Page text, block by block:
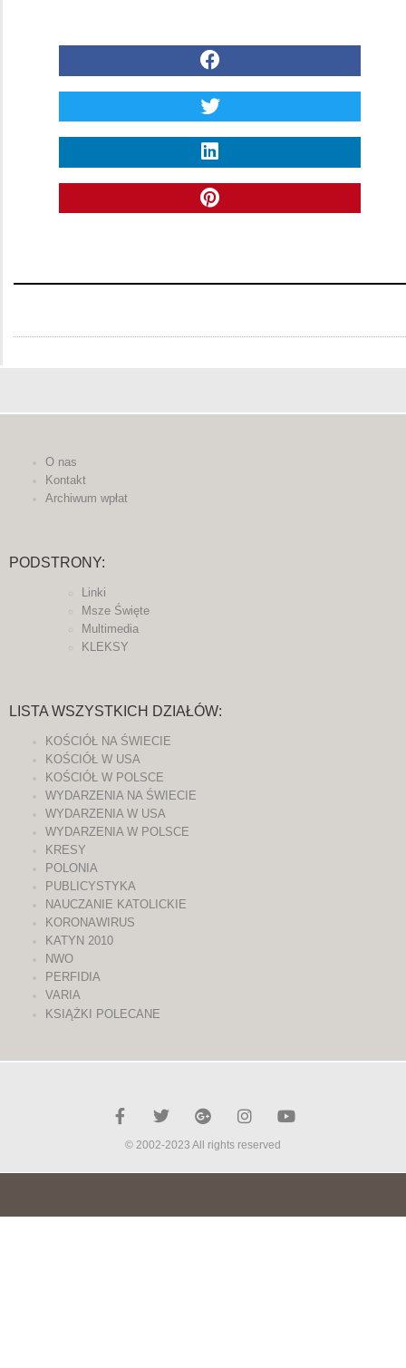
O nas
Kontakt
Archiwum wpłat
PODSTRONY:
Linki
Msze Święte
Multimedia
KLEKSY
LISTA WSZYSTKICH DZIAŁÓW:
KOŚCIÓŁ NA ŚWIECIE
KOŚCIÓŁ W USA
KOŚCIÓŁ W POLSCE
WYDARZENIA NA ŚWIECIE
WYDARZENIA W USA
WYDARZENIA W POLSCE
KRESY
POLONIA
PUBLICYSTYKA
NAUCZANIE KATOLICKIE
KORONAWIRUS
KATYN 2010
NWO
PERFIDIA
VARIA
KSIĄŻKI POLECANE
© 2002-2023 All rights reserved